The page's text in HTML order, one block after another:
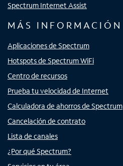
Spectrum Internet Assist
MÁS INFORMACIÓN
Aplicaciones de Spectrum
Hotspots de Spectrum WiFi
Centro de recursos
Prueba tu velocidad de Internet
Calculadora de ahorros de Spectrum
Cancelación de contrato
Lista de canales
¿Por qué Spectrum?